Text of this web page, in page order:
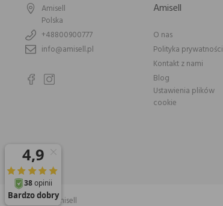
Amisell
Polska
+48800900777
info@amisell.pl
Amisell
O nas
Polityka prywatności
Kontakt z nami
Blog
Ustawienia plików
cookie
© 2026 Amisell